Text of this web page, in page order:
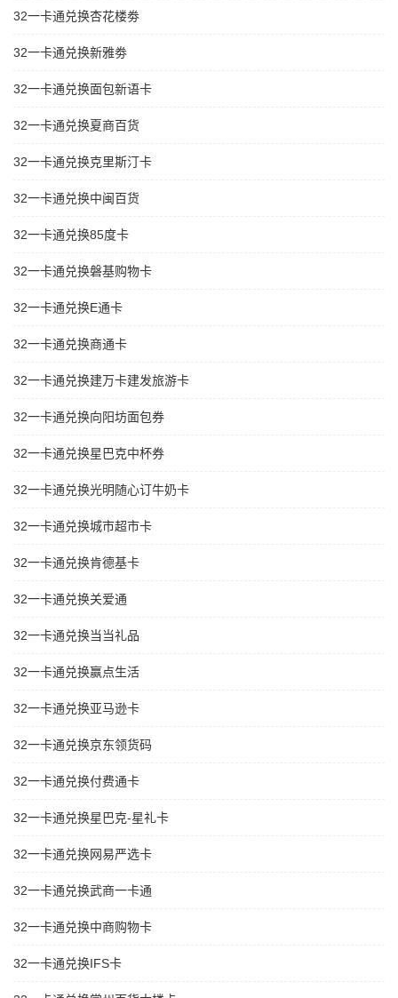
32一卡通兑换杏花楼劵
32一卡通兑换新雅劵
32一卡通兑换面包新语卡
32一卡通兑换夏商百货
32一卡通兑换克里斯汀卡
32一卡通兑换中闽百货
32一卡通兑换85度卡
32一卡通兑换磐基购物卡
32一卡通兑换E通卡
32一卡通兑换商通卡
32一卡通兑换建万卡建发旅游卡
32一卡通兑换向阳坊面包券
32一卡通兑换星巴克中杯券
32一卡通兑换光明随心订牛奶卡
32一卡通兑换城市超市卡
32一卡通兑换肯德基卡
32一卡通兑换关爱通
32一卡通兑换当当礼品
32一卡通兑换赢点生活
32一卡通兑换亚马逊卡
32一卡通兑换京东领货码
32一卡通兑换付费通卡
32一卡通兑换星巴克-星礼卡
32一卡通兑换网易严选卡
32一卡通兑换武商一卡通
32一卡通兑换中商购物卡
32一卡通兑换IFS卡